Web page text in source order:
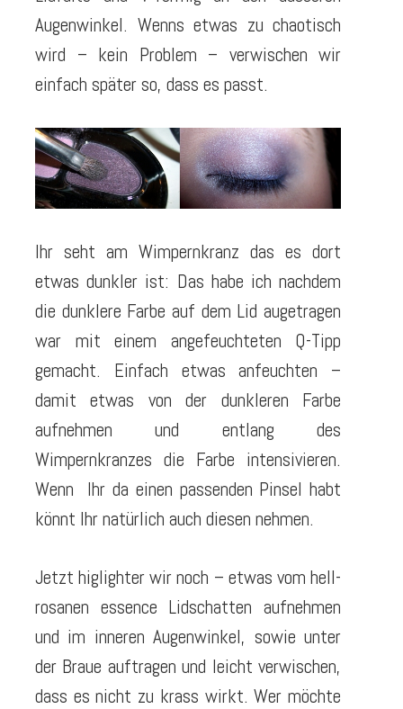
Augenwinkel. Wenns etwas zu chaotisch
wird – kein Problem – verwischen wir
einfach später so, dass es passt.
Ihr seht am Wimpernkranz das es dort
etwas dunkler ist: Das habe ich nachdem
die dunklere Farbe auf dem Lid augetragen
war mit einem angefeuchteten Q-Tipp
gemacht. Einfach etwas anfeuchten –
damit etwas von der dunkleren Farbe
aufnehmen und entlang des
Wimpernkranzes die Farbe intensivieren.
Wenn Ihr da einen passenden Pinsel habt
könnt Ihr natürlich auch diesen nehmen.
Jetzt higlighter wir noch – etwas vom hell-
rosanen essence Lidschatten aufnehmen
und im inneren Augenwinkel, sowie unter
der Braue auftragen und leicht verwischen,
dass es nicht zu krass wirkt. Wer möchte